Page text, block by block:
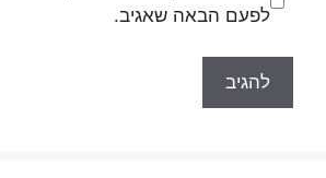
לפעם הבאה שאגיב.